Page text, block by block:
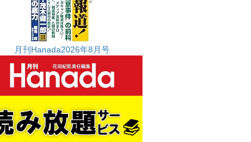
月刊Hanada2026年8月号